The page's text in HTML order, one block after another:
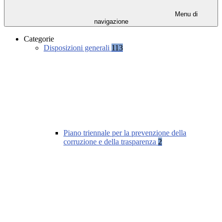
Menu di
navigazione
Categorie
Disposizioni generali 113
Piano triennale per la prevenzione della
corruzione e della trasparenza 2